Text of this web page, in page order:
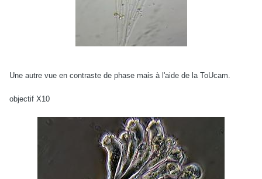
Une autre vue en contraste de phase mais à l'aide de la ToUcam.
objectif X10